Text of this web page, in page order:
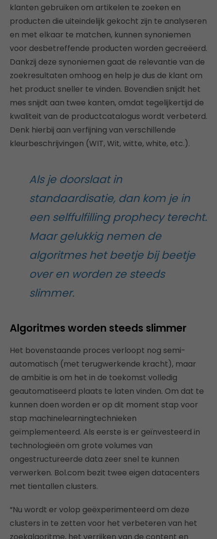
klanten gebruiken om artikelen te zoeken en
producten die uiteindelijk gekocht zijn te analyseren
en met elkaar te matchen, kunnen synoniemen
voor desbetreffende producten worden gecreëerd.
Dankzij deze synoniemen gaat de relevantie van de
zoekresultaten omhoog en help je dus de klant om
het product sneller te vinden. Bovendien snijdt het
mes snijdt aan twee kanten, omdat tegelijkertijd de
kwaliteit van de productcatalogus wordt verbeterd.
Denk hierbij aan verfijning van verschillende
kleurbeschrijvingen (WIT, Wit, witte, white, etc.).
Als je doorslaat in
standaardisatie, dan kom je in
een selffulfilling prophecy terecht.
Maar gelukkig nemen de
algoritmes het beetje bij beetje
over en worden ze steeds
slimmer.
Algoritmes worden steeds slimmer
Het bovenstaande proces verloopt nog semi-
automatisch (met terugwerkende kracht), maar
de ambitie is om het in de toekomst volledig
geautomatiseerd plaats te laten vinden. Om dat te
kunnen doen worden er op dit moment stap voor
stap machinelearningtechnieken
geïmplementeerd. Als eerste is er geïnvesteerd in
technologieën om grote volumes van
ongestructureerde data zeer snel te kunnen
verwerken. Bol.com bezit twee eigen datacenters
met tientallen clusters.
“Nu wordt er volop geëxperimenteerd om deze
clusters in te zetten voor het verbeteren van het